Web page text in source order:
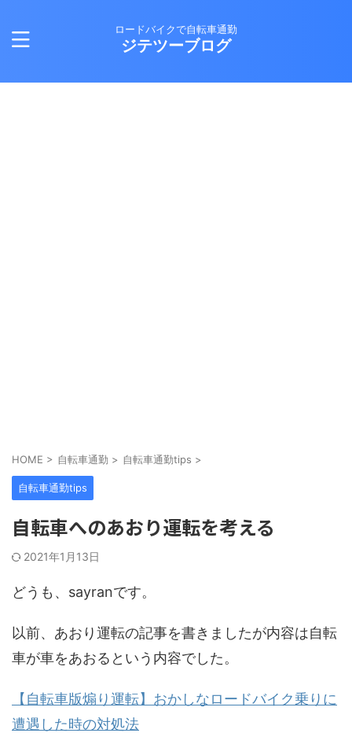
ロードバイクで自転車通勤
ジテツーブログ
HOME > 自転車通勤 > 自転車通勤tips >
自転車通勤tips
自転車へのあおり運転を考える
2021年1月13日
どうも、sayranです。
以前、あおり運転の記事を書きましたが内容は自転
車が車をあおるという内容でした。
【自転車版煽り運転】おかしなロードバイク乗りに
遭遇した時の対処法